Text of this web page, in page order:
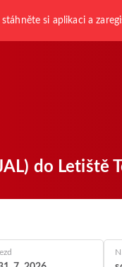
stáhněte si aplikaci a
do Letiště